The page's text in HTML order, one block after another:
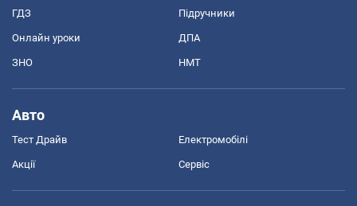
ГДЗ Підручники
Онлайн уроки ДПА
ЗНО НМТ
Авто
Тест Драйв Електромобілі
Акції Сервіс